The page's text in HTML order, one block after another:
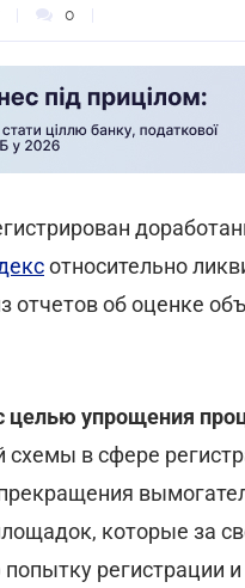
0
относительно
отчетов об оценке
целью упрощения
в сфере
которые за
регистрации